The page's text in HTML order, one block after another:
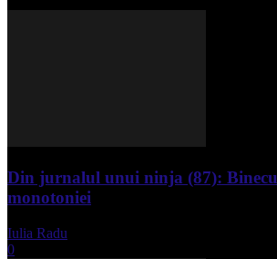
Din jurnalul unui ninja (87):
monotoniei
Iulia Radu
0